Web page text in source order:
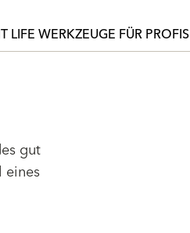
LIFE WERKZEUGE FÜR PROFIS
gut
eines